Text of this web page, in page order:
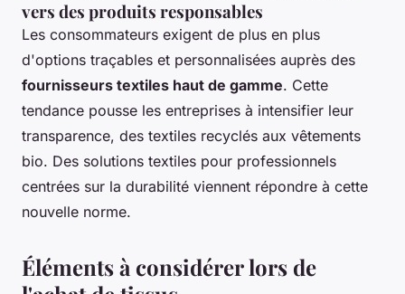
vers des produits responsables
Les consommateurs exigent de plus en plus
d'options traçables et personnalisées auprès des
fournisseurs textiles haut de gamme. Cette
tendance pousse les entreprises à intensifier leur
transparence, des textiles recyclés aux vêtements
bio. Des solutions textiles pour professionnels
centrées sur la durabilité viennent répondre à cette
nouvelle norme.
Éléments à considérer lors de